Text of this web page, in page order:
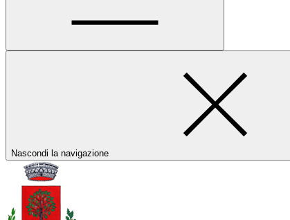
Nascondi la navigazione